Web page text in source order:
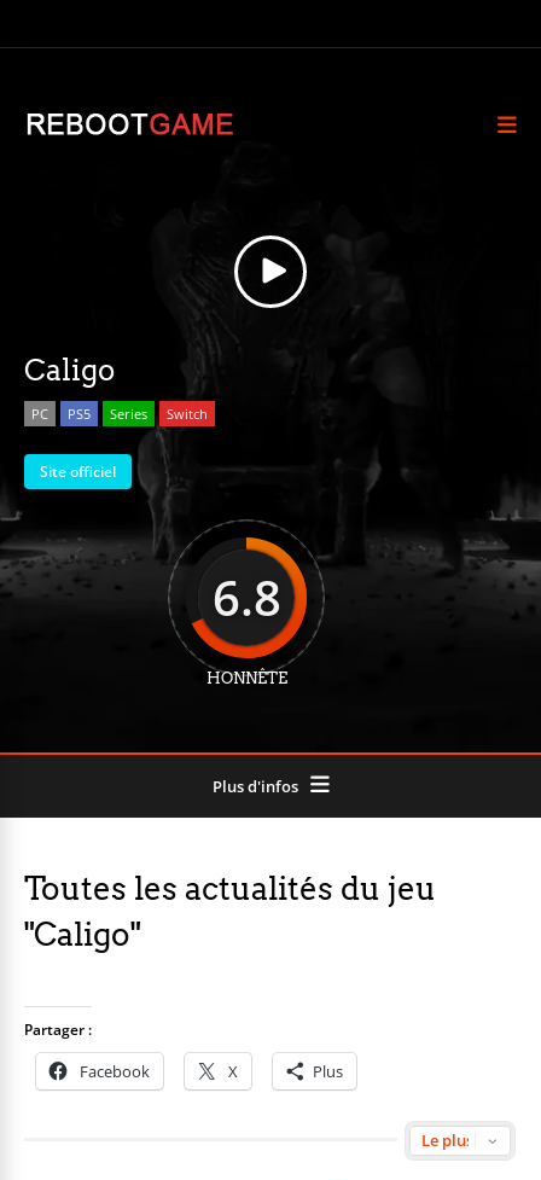
Caligo
PC PS5 Series Switch
Site officiel
6.8
HONNÊTE
Plus d'infos
Toutes les actualités du jeu
"Caligo"
Partager :
Facebook X Plus